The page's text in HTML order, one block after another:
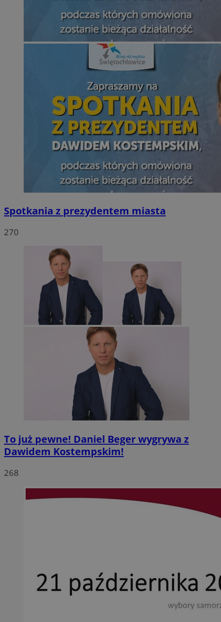
Spotkania z prezydentem miasta
270
To już pewne! Daniel Beger wygrywa z
Dawidem Kostempskim!
268